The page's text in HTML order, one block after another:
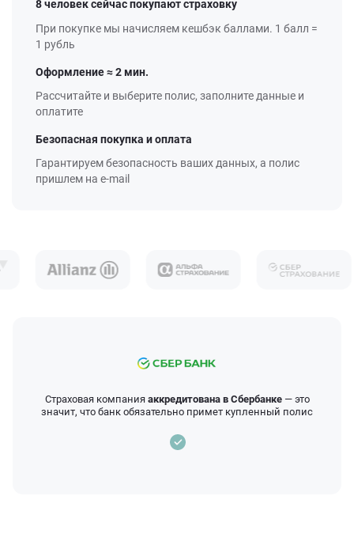
8 человек сейчас покупают страховку
При покупке мы начисляем кешбэк баллами. 1 балл =
1 рубль
Оформление ≈ 2 мин.
Рассчитайте и выберите полис, заполните данные и
оплатите
Безопасная покупка и оплата
Гарантируем безопасность ваших данных, а полис
пришлем на e-mail
Страховая компания аккредитована в Сбербанке— это
значит, что банк обязательно примет купленный полис